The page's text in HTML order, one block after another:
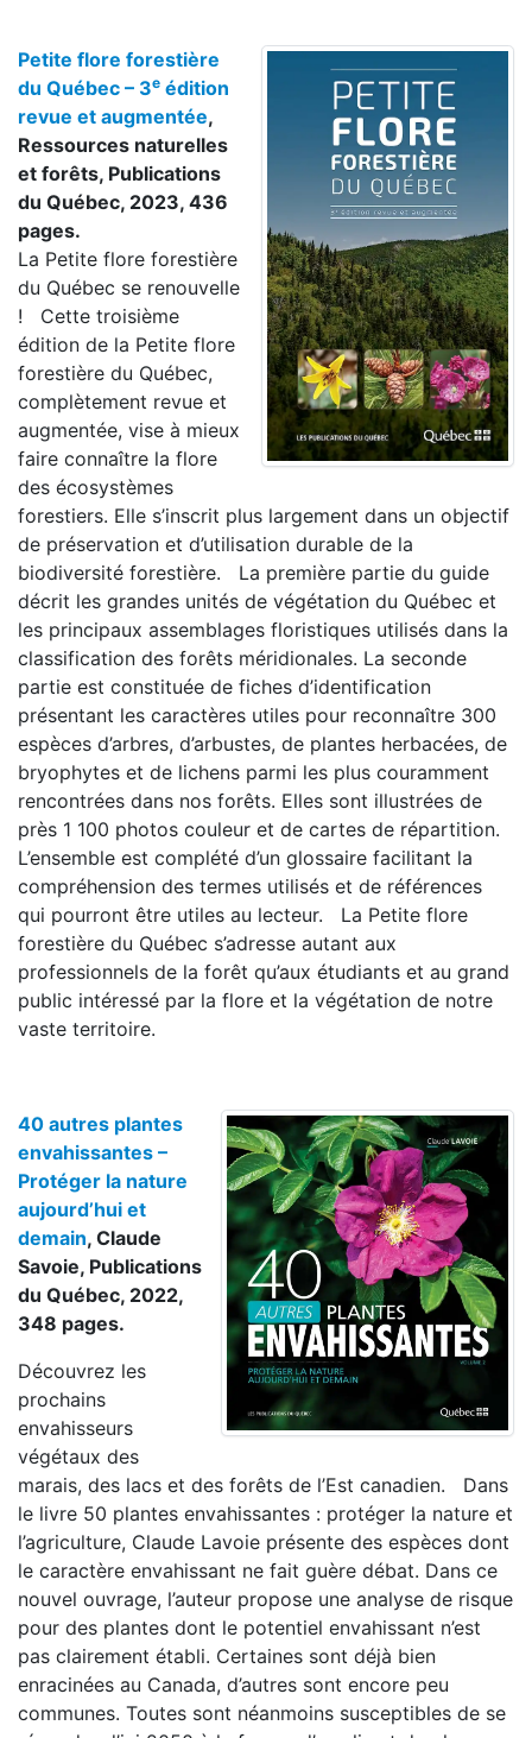
Petite flore forestière
du Québec – 3e édition
revue et augmentée,
Ressources naturelles
et forêts, Publications
du Québec, 2023, 436
pages.
La Petite flore forestière
du Québec se renouvelle
! Cette troisième
édition de la Petite flore
forestière du Québec,
complètement revue et
augmentée, vise à mieux
faire connaître la flore
des écosystèmes
forestiers. Elle s’inscrit plus largement dans un objectif
de préservation et d’utilisation durable de la
biodiversité forestière. La première partie du guide
décrit les grandes unités de végétation du Québec et
les principaux assemblages floristiques utilisés dans la
classification des forêts méridionales. La seconde
partie est constituée de fiches d’identification
présentant les caractères utiles pour reconnaître 300
espèces d’arbres, d’arbustes, de plantes herbacées, de
bryophytes et de lichens parmi les plus couramment
rencontrées dans nos forêts. Elles sont illustrées de
près 1 100 photos couleur et de cartes de répartition.
L’ensemble est complété d’un glossaire facilitant la
compréhension des termes utilisés et de références
qui pourront être utiles au lecteur. La Petite flore
forestière du Québec s’adresse autant aux
professionnels de la forêt qu’aux étudiants et au grand
public intéressé par la flore et la végétation de notre
vaste territoire.
40 autres plantes
envahissantes –
Protéger la nature
aujourd’hui et
demain, Claude
Savoie, Publications
du Québec, 2022,
348 pages.
Découvrez les
prochains
envahisseurs
végétaux des
marais, des lacs et des forêts de l’Est canadien. Dans
le livre 50 plantes envahissantes : protéger la nature et
l’agriculture, Claude Lavoie présente des espèces dont
le caractère envahissant ne fait guère débat. Dans ce
nouvel ouvrage, l’auteur propose une analyse de risque
pour des plantes dont le potentiel envahissant n’est
pas clairement établi. Certaines sont déjà bien
enracinées au Canada, d’autres sont encore peu
communes. Toutes sont néanmoins susceptibles de se